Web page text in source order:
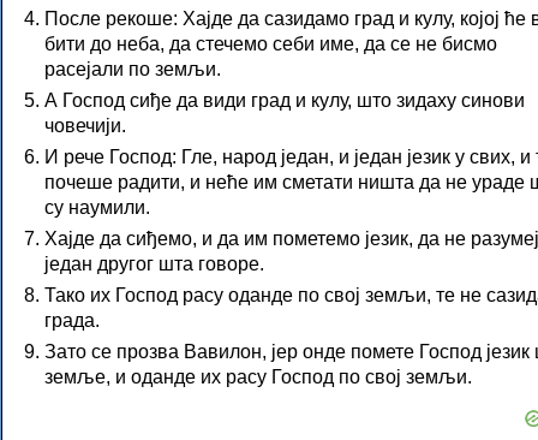
После рекоше: Хајде да сазидамо град и кулу, којој ће
бити до неба, да стечемо себи име, да се не бисмо
расејали по земљи.
А Господ сиђе да види град и кулу, што зидаху синови
човечији.
И рече Господ: Гле, народ један, и један језик у свих, и
почеше радити, и неће им сметати ништа да не ураде
су наумили.
Хајде да сиђемо, и да им пометемо језик, да не
један другог шта говоре.
Тако их Господ расу оданде по свој земљи, те не
града.
Зато се прозва Вавилон, јер онде помете Господ језик
земље, и оданде их расу Господ по свој земљи.